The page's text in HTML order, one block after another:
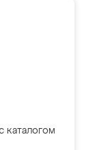
каталогом